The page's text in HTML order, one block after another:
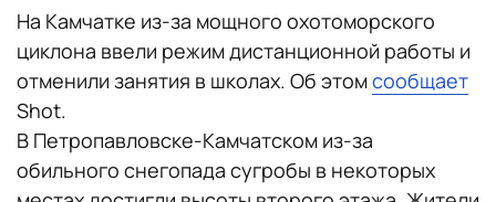
На Камчатке из-за мощного охотоморского
циклона ввели режим дистанционной работы и
отменили занятия в школах. Об этомсообщает
Shot.
В Петропавловске-Камчатском из-за
обильного снегопада сугробы в некоторых